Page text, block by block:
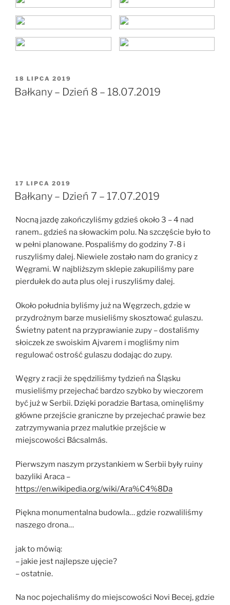
OPUBLIKOWANE
W
18 LIPCA 2019
Bałkany – Dzień 8 – 18.07.2019
OPUBLIKOWANE
W
17 LIPCA 2019
Bałkany – Dzień 7 – 17.07.2019
Nocną jazdę zakończyliśmy gdzieś około 3 – 4 nad
ranem.. gdzieś na słowackim polu. Na szczęście było to
w pełni planowane. Pospaliśmy do godziny 7-8 i
ruszyliśmy dalej. Niewiele zostało nam do granicy z
Węgrami. W najbliższym sklepie zakupiliśmy pare
pierdułek do auta plus olej i ruszyliśmy dalej.
Około południa byliśmy już na Węgrzech, gdzie w
przydrożnym barze musieliśmy skosztować gulaszu.
Świetny patent na przyprawianie zupy – dostaliśmy
słoiczek ze swoiskim Ajvarem i mogliśmy nim
regulować ostrość gulaszu dodając do zupy.
Węgry z racji że spędziliśmy tydzień na Śląsku
musieliśmy przejechać bardzo szybko by wieczorem
być już w Serbii. Dzięki poradzie Bartasa, ominęliśmy
główne przejście graniczne by przejechać prawie bez
zatrzymywania przez malutkie przejście w
miejscowości Bácsalmás.
Pierwszym naszym przystankiem w Serbii były ruiny
bazyliki Araca –
https://en.wikipedia.org/wiki/Ara%C4%8Da
Piękna monumentalna budowla… gdzie rozwaliliśmy
naszego drona…
jak to mówią:
– jakie jest najlepsze ujęcie?
– ostatnie.
Na noc pojechaliśmy do miejscowości Novi Becej, gdzie